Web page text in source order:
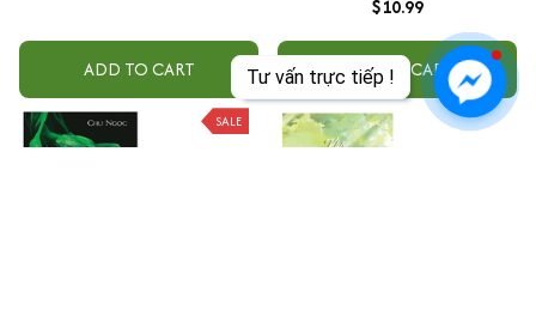
Tư vấn trực tiếp !
ADD TO CART
$10.99
ADD TO CART
SALE